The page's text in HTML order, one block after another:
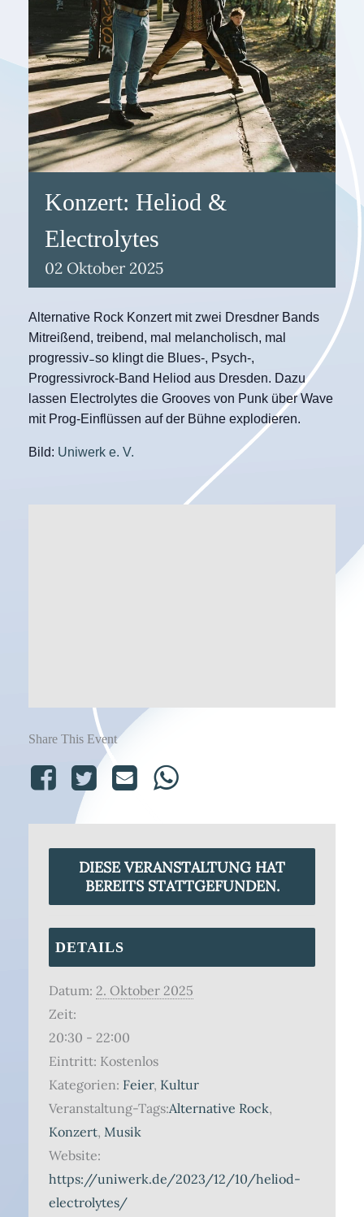
Konzert: Heliod &
Electrolytes
02 Oktober 2025
Alternative Rock Konzert mit zwei Dresdner Bands
Mitreißend, treibend, mal melancholisch, mal
progressiv ̵ so klingt die Blues-, Psych-,
Progressivrock-Band Heliod aus Dresden. Dazu
lassen Electrolytes die Grooves von Punk über Wave
mit Prog-Einflüssen auf der Bühne explodieren.
Bild: Uniwerk e. V.
Share This Event
DIESE VERANSTALTUNG HAT
BEREITS STATTGEFUNDEN.
DETAILS
Datum: 2. Oktober 2025
Zeit:
20:30 - 22:00
Eintritt: Kostenlos
Kategorien: Feier, Kultur
Veranstaltung-Tags:Alternative Rock,
Konzert, Musik
Website:
https://uniwerk.de/2023/12/10/heliod-
electrolytes/